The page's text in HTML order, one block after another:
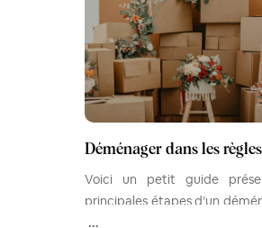
Déménager dans les
Voici un petit guide
principales étapes d’un
...